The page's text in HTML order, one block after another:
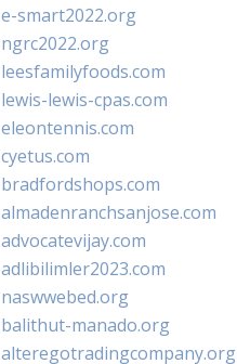
e-smart2022.org
ngrc2022.org
leesfamilyfoods.com
lewis-lewis-cpas.com
eleontennis.com
cyetus.com
bradfordshops.com
almadenranchsanjose.com
advocatevijay.com
adlibilimler2023.com
naswwebed.org
balithut-manado.org
alteregotradingcompany.org